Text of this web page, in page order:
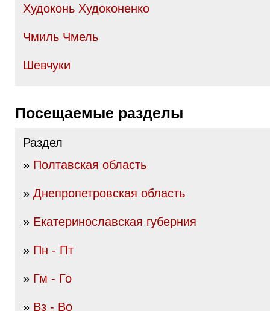
Худоконь Худоконенко
Чмиль Чмель
Шевчуки
Посещаемые разделы
Раздел
» Полтавская область
» Днепропетровская область
» Екатеринославская губерния
» Пн - Пт
» Гм - Го
» Вз - Во